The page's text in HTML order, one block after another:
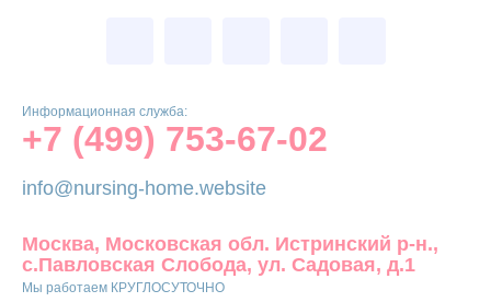
Информационная служба:
+7 (499) 753-67-02
info@nursing-home.website
Москва, Московская обл. Истринский р-н.,
с.Павловская Слобода, ул. Садовая, д.1
Мы работаем КРУГЛОСУТОЧНО